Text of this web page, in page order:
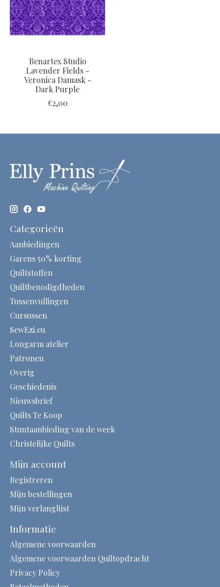
Benartex Studio
Lavender Fields -
Veronica Damask -
Dark Purple
€2,00
Categorieën
Aanbiedingen
Garens 50% korting
Quiltstoffen
Quiltbenodigdheden
Tussenvullingen
Cursussen
SewEzi.eu
Longarm atelier
Patronen
Overig
Geschiedenis
Nieuwsbrief
Quilts Te Koop
Stuntaanbieding van de week
Christelijke Quilts
Mijn account
Registreren
Mijn bestellingen
Mijn verlanglijst
Informatie
Algemene voorwaarden
Algemene voorwaarden Quiltopdracht
Privacy Policy